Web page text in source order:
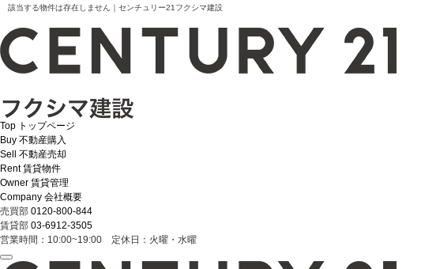
該当する物件は存在しません｜センチュリー21フクシマ建設
Top トップページ
Buy 不動産購入
Sell
不動産売却
Rent 賃貸物件
Owner 賃貸管理
Company 会社概要
売買部 0120-800-844
賃貸部 03-6912-3505
営業時間：10:00~19:00 定休日：火曜・水曜